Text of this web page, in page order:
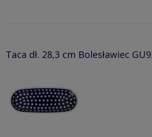
Taca dł. 28,3 cm Bolesławiec